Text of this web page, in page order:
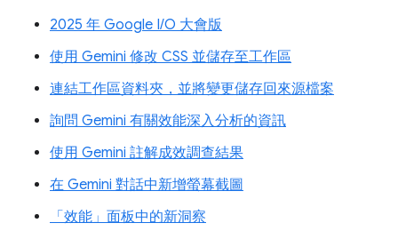
2025 年 Google I/O 大會版
使用 Gemini 修改 CSS 並儲存至工作區
連結工作區資料夾，並將變更儲存回來源檔案
詢問 Gemini 有關效能深入分析的資訊
使用 Gemini 註解成效調查結果
在 Gemini 對話中新增螢幕截圖
「效能」面板中的新洞察